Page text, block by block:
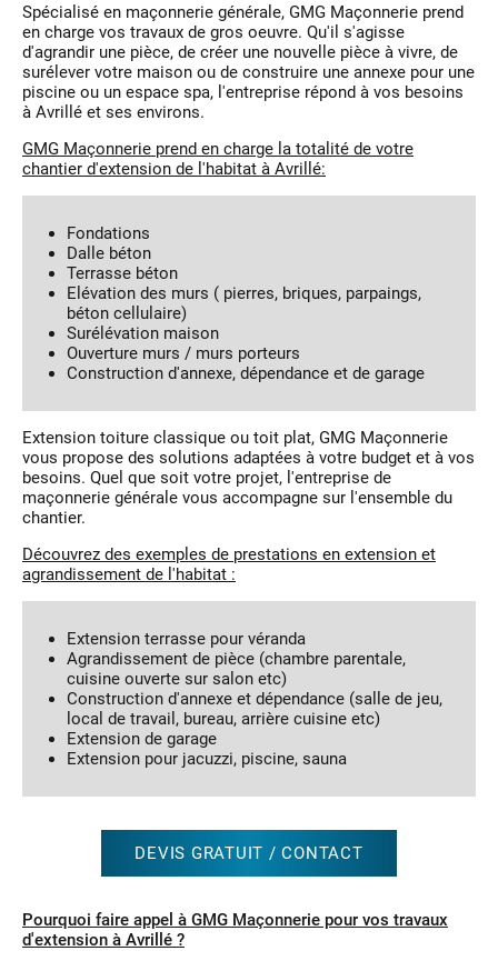
Spécialisé en maçonnerie générale, GMG Maçonnerie prend
en charge vos travaux de gros oeuvre. Qu'il s'agisse
d'agrandir une pièce, de créer une nouvelle pièce à vivre, de
surélever votre maison ou de construire une annexe pour une
piscine ou un espace spa, l'entreprise répond à vos besoins
à Avrillé et ses environs.
GMG Maçonnerie prend en charge la totalité de votre
chantier d'extension de l'habitat à Avrillé:
Fondations
Dalle béton
Terrasse béton
Elévation des murs ( pierres, briques, parpaings,
béton cellulaire)
Surélévation maison
Ouverture murs / murs porteurs
Construction d'annexe, dépendance et de garage
Extension toiture classique ou toit plat, GMG Maçonnerie
vous propose des solutions adaptées à votre budget et à vos
besoins. Quel que soit votre projet, l'entreprise de
maçonnerie générale vous accompagne sur l'ensemble du
chantier.
Découvrez des exemples de prestations en extension et
agrandissement de l'habitat :
Extension terrasse pour véranda
Agrandissement de pièce (chambre parentale,
cuisine ouverte sur salon etc)
Construction d'annexe et dépendance (salle de jeu,
local de travail, bureau, arrière cuisine etc)
Extension de garage
Extension pour jacuzzi, piscine, sauna
DEVIS GRATUIT / CONTACT
Pourquoi faire appel à GMG Maçonnerie pour vos travaux
d'extension à Avrillé ?